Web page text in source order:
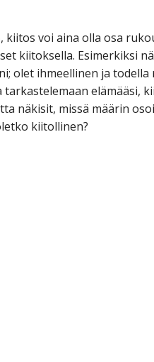
voi aina olla osa
kiitoksella. Esimerkiksi
olet ihmeellinen ja todella
tarkastelemaan elämääsi,
näkisit, missä määrin
kiitollinen?